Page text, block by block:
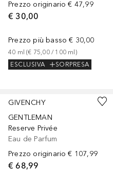
Prezzo originario € 47,99
€ 30,00
Prezzo più basso € 30,00
40 ml (€ 75,00 / 100 ml )
ESCLUSIVA
SORPRESA
GIVENCHY
GENTLEMAN
Reserve Privée
Eau de Parfum
Prezzo originario € 107,99
€ 68,99